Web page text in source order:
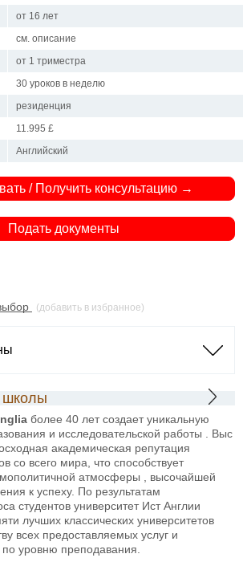
от 16 лет
см. описание
от 1 триместра
30 уроков в неделю
резиденция
11.995 £
Английский
/ Получить консультацию →
Подать документы
(добавить в избранное)
школы
более 40 лет создает уникальную
и исследовательской работы . Выс
академическая репутация
со всего мира, что способствует
атмосферы , высочайшей
к успеху. По результатам
студентов университет Ист Англии
лучших классических университетов
всех предоставляемых услуг и
уровню преподавания.